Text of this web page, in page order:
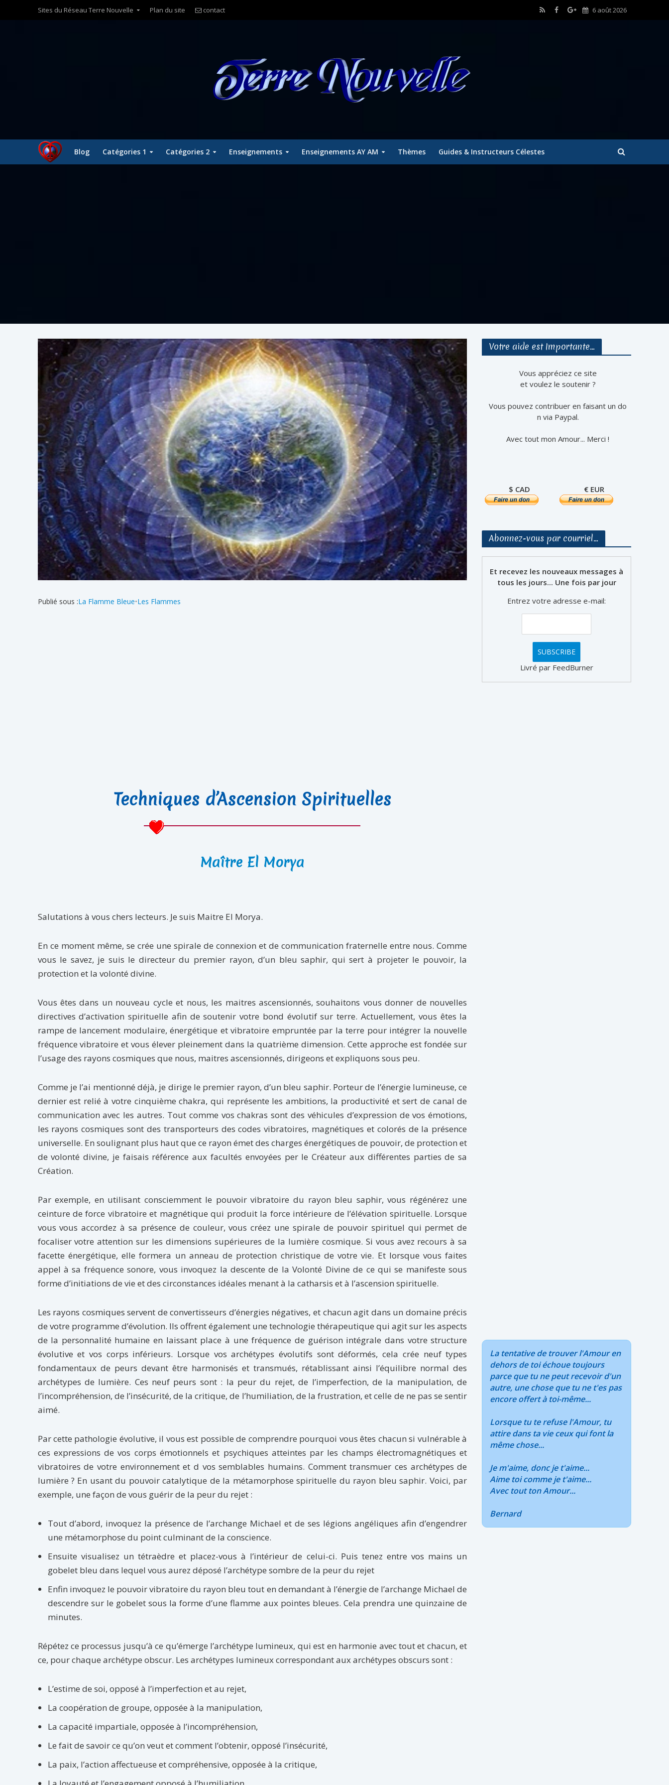
Sites du Réseau Terre Nouvelle Plan du site contact 6 août 2026
Blog Catégories 1 Catégories 2 Enseignements Enseignements AY AM Thèmes Guides & Instructeurs Célestes
Publié sous :La Flamme Bleue•Les Flammes
Techniques d’Ascension Spirituelles
Maître El Morya
Salutations à vous chers lecteurs. Je suis Maitre El Morya.
En ce moment même, se crée une spirale de connexion et de communication fraternelle entre nous. Comme
vous le savez, je suis le directeur du premier rayon, d’un bleu saphir, qui sert à projeter le pouvoir, la
protection et la volonté divine.
Vous êtes dans un nouveau cycle et nous, les maitres ascensionnés, souhaitons vous donner de nouvelles
directives d’activation spirituelle afin de soutenir votre bond évolutif sur terre. Actuellement, vous êtes la
rampe de lancement modulaire, énergétique et vibratoire empruntée par la terre pour intégrer la nouvelle
fréquence vibratoire et vous élever pleinement dans la quatrième dimension. Cette approche est fondée sur
l’usage des rayons cosmiques que nous, maitres ascensionnés, dirigeons et expliquons sous peu.
Comme je l’ai mentionné déjà, je dirige le premier rayon, d’un bleu saphir. Porteur de l’énergie lumineuse, ce
dernier est relié à votre cinquième chakra, qui représente les ambitions, la productivité et sert de canal de
communication avec les autres. Tout comme vos chakras sont des véhicules d’expression de vos émotions,
les rayons cosmiques sont des transporteurs des codes vibratoires, magnétiques et colorés de la présence
universelle. En soulignant plus haut que ce rayon émet des charges énergétiques de pouvoir, de protection et
de volonté divine, je faisais référence aux facultés envoyées per le Créateur aux différentes parties de sa
Création.
Par exemple, en utilisant consciemment le pouvoir vibratoire du rayon bleu saphir, vous régénérez une
ceinture de force vibratoire et magnétique qui produit la force intérieure de l’élévation spirituelle. Lorsque
vous vous accordez à sa présence de couleur, vous créez une spirale de pouvoir spirituel qui permet de
focaliser votre attention sur les dimensions supérieures de la lumière cosmique. Si vous avez recours à sa
facette énergétique, elle formera un anneau de protection christique de votre vie. Et lorsque vous faites
appel à sa fréquence sonore, vous invoquez la descente de la Volonté Divine de ce qui se manifeste sous
forme d’initiations de vie et des circonstances idéales menant à la catharsis et à l’ascension spirituelle.
Les rayons cosmiques servent de convertisseurs d’énergies négatives, et chacun agit dans un domaine précis
de votre programme d’évolution. Ils offrent également une technologie thérapeutique qui agit sur les aspects
de la personnalité humaine en laissant place à une fréquence de guérison intégrale dans votre structure
évolutive et vos corps inférieurs. Lorsque vos archétypes évolutifs sont déformés, cela crée neuf types
fondamentaux de peurs devant être harmonisés et transmués, rétablissant ainsi l’équilibre normal des
archétypes de lumière. Ces neuf peurs sont : la peur du rejet, de l’imperfection, de la manipulation, de
l’incompréhension, de l’insécurité, de la critique, de l’humiliation, de la frustration, et celle de ne pas se sentir
aimé.
Par cette pathologie évolutive, il vous est possible de comprendre pourquoi vous êtes chacun si vulnérable à
ces expressions de vos corps émotionnels et psychiques atteintes par les champs électromagnétiques et
vibratoires de votre environnement et d vos semblables humains. Comment transmuer ces archétypes de
lumière ? En usant du pouvoir catalytique de la métamorphose spirituelle du rayon bleu saphir. Voici, par
exemple, une façon de vous guérir de la peur du rejet :
Tout d’abord, invoquez la présence de l’archange Michael et de ses légions angéliques afin d’engendrer
une métamorphose du point culminant de la conscience.
Ensuite visualisez un tétraèdre et placez-vous à l’intérieur de celui-ci. Puis tenez entre vos mains un
gobelet bleu dans lequel vous aurez déposé l’archétype sombre de la peur du rejet
Enfin invoquez le pouvoir vibratoire du rayon bleu tout en demandant à l’énergie de l’archange Michael de
descendre sur le gobelet sous la forme d’une flamme aux pointes bleues. Cela prendra une quinzaine de
minutes.
Répétez ce processus jusqu’à ce qu’émerge l’archétype lumineux, qui est en harmonie avec tout et chacun, et
ce, pour chaque archétype obscur. Les archétypes lumineux correspondant aux archétypes obscurs sont :
L’estime de soi, opposé à l’imperfection et au rejet,
La coopération de groupe, opposée à la manipulation,
La capacité impartiale, opposée à l’incompréhension,
Le fait de savoir ce qu’on veut et comment l’obtenir, opposé l’insécurité,
La paix, l’action affectueuse et compréhensive, opposée à la critique,
Votre aide est Importante…
Vous appréciez ce site
et voulez le soutenir ?
Vous pouvez contribuer en faisant un do
n via Paypal.
Avec tout mon Amour... Merci !
$ CAD € EUR
Abonnez-vous par courriel…
Et recevez les nouveaux messages à
tous les jours... Une fois par jour
Entrez votre adresse e-mail:
Livré par FeedBurner
La tentative de trouver l'Amour en
dehors de toi échoue toujours
parce que tu ne peut recevoir d'un
autre, une chose que tu ne t'es pas
encore offert à toi-même...
Lorsque tu te refuse l'Amour, tu
attire dans ta vie ceux qui font la
même chose...
Je m'aime, donc je t'aime...
Aime toi comme je t'aime...
Avec tout ton Amour...
Bernard